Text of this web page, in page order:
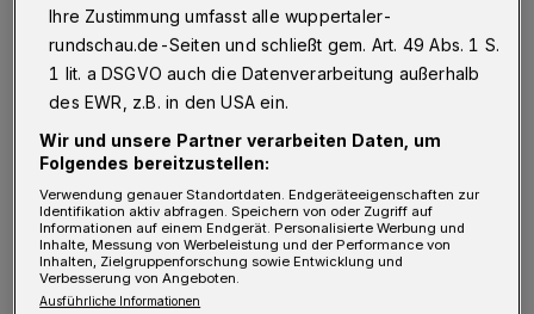
Z
um Schulanfang am 10. August habe ich
mich wie jeden Tag in der WSW Move
App informiert, ob der Bus der Linie 613 vom
Klever Platz pünktlich um 7.48 Uhr zur
Grundschule Küllenhahn umd zum
Schulzentrum Süd fährt. Nach Bestätigung hat
sich meine achtjährige Tochter also auf den
Weg gemacht. Als der Bus aber nicht erschien,
Ihre Zustimmung umfasst alle wuppertaler-
rundschau.de-Seiten und schließt gem. Art. 49 Abs. 1 S.
1 lit. a DSGVO auch die Datenverarbeitung außerhalb
des EWR, z.B. in den USA ein.
Wir und unsere Partner verarbeiten Daten, um
Folgendes bereitzustellen:
Verwendung genauer Standortdaten. Endgeräteeigenschaften zur
Identifikation aktiv abfragen. Speichern von oder Zugriff auf
Informationen auf einem Endgerät. Personalisierte Werbung und
Inhalte, Messung von Werbeleistung und der Performance von
Inhalten, Zielgruppenforschung sowie Entwicklung und
Verbesserung von Angeboten.
Ausführliche Informationen